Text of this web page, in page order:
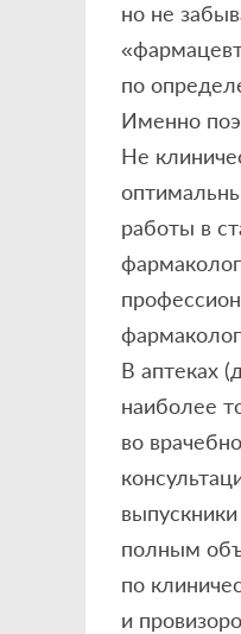
но не
по
Именно
Не
работы в
В аптеках
наиболее
во
полным
по
и